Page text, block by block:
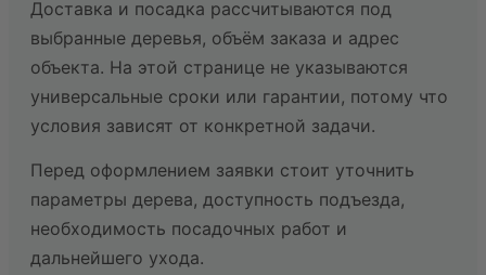
Доставка и посадка рассчитываются под
выбранные деревья, объём заказа и адрес
объекта. На этой странице не указываются
универсальные сроки или гарантии, потому что
условия зависят от конкретной задачи.
Перед оформлением заявки стоит уточнить
параметры дерева, доступность подъезда,
необходимость посадочных работ и
дальнейшего ухода.